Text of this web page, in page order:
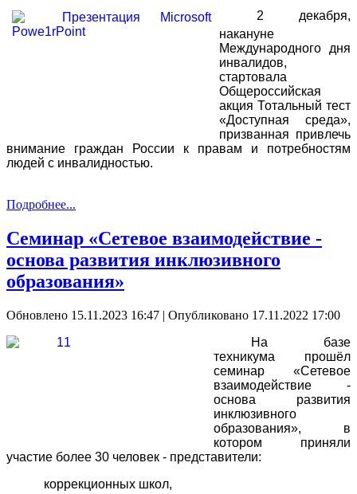
2 декабря,
накануне
Международного дня
инвалидов,
стартовала
Общероссийская
акция Тотальный тест
«Доступная среда»,
призванная привлечь
внимание граждан России к правам и потребностям
людей с инвалидностью.
Подробнее...
Семинар «Сетевое взаимодействие -
основа развития инклюзивного
образования»
Обновлено 15.11.2023 16:47 | Опубликовано 17.11.2022 17:00
На базе
техникума прошёл
семинар «Сетевое
взаимодействие -
основа развития
инклюзивного
образования», в
котором приняли
участие более 30 человек - представители:
коррекционных школ,